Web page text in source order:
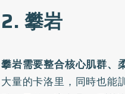
2. 攀岩
攀岩需要整合核心肌群、
大量的卡洛里，同時也能